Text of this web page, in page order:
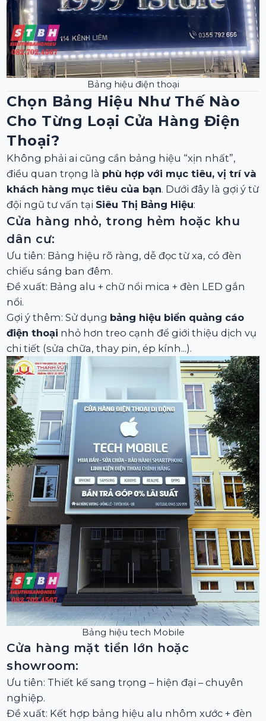
Bảng hiệu điện thoại
Chọn Bảng Hiệu Như Thế Nào
Cho Từng Loại Cửa Hàng Điện
Thoại?
Không phải ai cũng cần bảng hiệu “xịn nhất”,
điều quan trọng là phù hợp với mục tiêu, vị trí và
khách hàng mục tiêu của bạn. Dưới đây là gợi ý từ
đội ngũ tư vấn tại Siêu Thị Bảng Hiệu:
Cửa hàng nhỏ, trong hẻm hoặc khu
dân cư:
Ưu tiên: Bảng hiệu rõ ràng, dễ đọc từ xa, có đèn
chiếu sáng ban đêm.
Đề xuất: Bảng alu + chữ nổi mica + đèn LED gắn
nổi.
Gợi ý thêm: Sử dụng bảng hiệu biển quảng cáo
điện thoại nhỏ hơn treo cạnh để giới thiệu dịch vụ
chi tiết (sửa chữa, thay pin, ép kính...).
Bảng hiệu tech Mobile
Cửa hàng mặt tiền lớn hoặc
showroom:
Ưu tiên: Thiết kế sang trọng – hiện đại – chuyên
nghiệp.
Đề xuất: Kết hợp bảng hiệu alu nhôm xước + đèn